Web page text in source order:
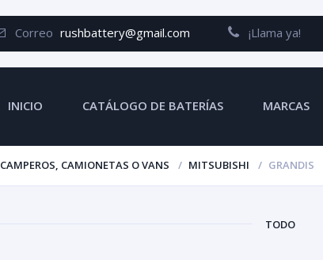
Correo rushbattery@gmail.com ¡Llama ya!
INICIO CATÁLOGO DE BATERÍAS MARCAS
CAMPEROS, CAMIONETAS O VANS MITSUBISHI GRANDIS
TODO